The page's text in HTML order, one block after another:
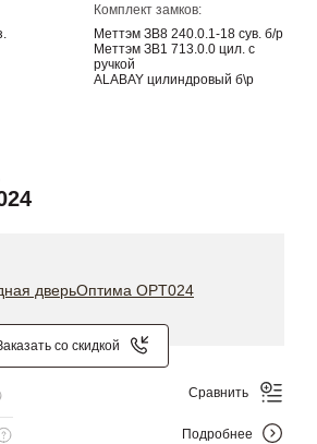
Комплект замков:
Меттэм ЗВ8 240.0.1-18 сув. б/р
Меттэм ЗВ1 713.0.0 цил. с
ручкой
ALABAY цилиндровый б\р
со скидкой
Сравнить
Подробнее